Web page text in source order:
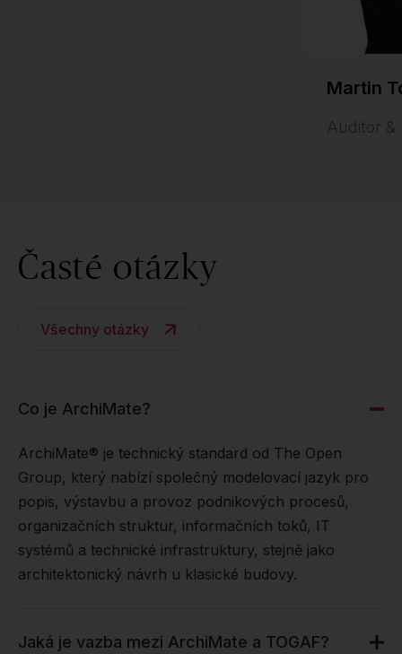
Martin
Auditor &
Časté otázky
Všechny otázky
Co je ArchiMate?
ArchiMate® je technický standard od The Open
Group, který nabízí společný modelovací jazyk pro
popis, výstavbu a provoz podnikových procesů,
organizačních struktur, informačních toků, IT
systémů a technické infrastruktury, stejně jako
architektonický návrh u klasické budovy.
Jaká je vazba mezi ArchiMate a TOGAF?